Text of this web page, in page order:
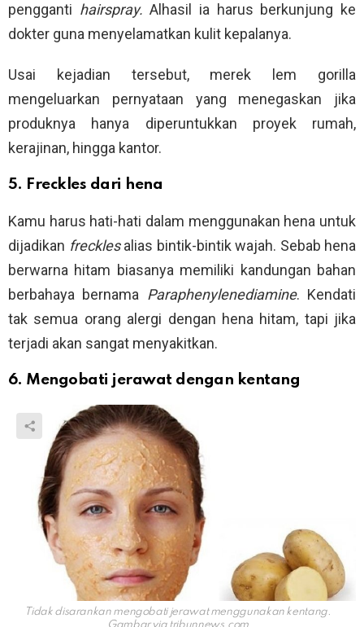
pengganti hairspray.Alhasil ia harus berkunjung ke
dokter guna menyelamatkan kulit kepalanya.
Usai kejadian tersebut, merek lem gorilla
mengeluarkan pernyataan yang menegaskan jika
produknya hanya diperuntukkan proyek rumah,
kerajinan, hingga kantor.
5. Freckles dari hena
Kamu harus hati-hati dalam menggunakan hena untuk
dijadikan frecklesalias bintik-bintik wajah. Sebab hena
berwarna hitam biasanya memiliki kandungan bahan
berbahaya bernama Paraphenylenediamine. Kendati
tak semua orang alergi dengan hena hitam, tapi jika
terjadi akan sangat menyakitkan.
6. Mengobati jerawat dengan kentang
Tidak disarankan mengobati jerawat menggunakan kentang.
Gambar via tribunnews.com